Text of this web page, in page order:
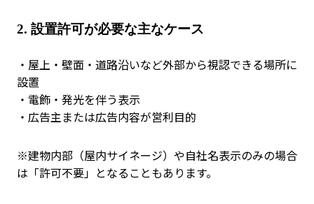
2. 設置許可が必要な主なケース
・屋上・壁面・道路沿いなど外部から視認できる場所に
設置
・電飾・発光を伴う表示
・広告主または広告内容が営利目的
※建物内部（屋内サイネージ）や自社名表示のみの場合
は「許可不要」となることもあります。